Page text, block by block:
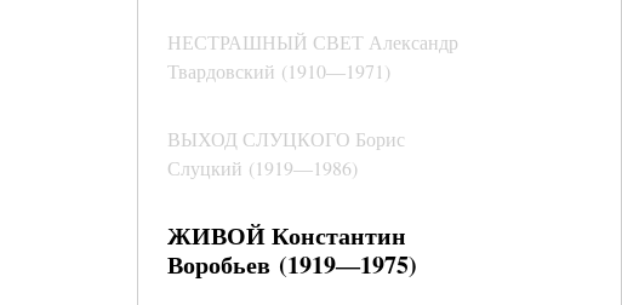
НЕСТРАШНЫЙ СВЕТ Александр
Твардовский (1910―1971)
ВЫХОД СЛУЦКОГО Борис
Слуцкий (1919―1986)
ЖИВОЙ Константин
Воробьев (1919―1975)